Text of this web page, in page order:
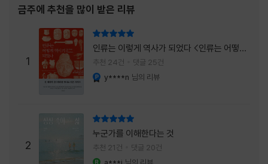
누구이며어느 순간 행복을 느끼는지 질문하며
길을 떠나려고 마음 먹는 순간들을 적어내려간
문장들에 마음을 한참 머물렀다.그 부분을 발췌
해본다. "내가 온 힘을 다해 부러워하던 사람
들은 '자신이 원하는' 일을 하는 사람들이었다.
소명이라고 하던
금주에 추천을 많이 받은 리뷰
1
인류는 이렇게 역사가 되었다 <인류는 어떻게
역사가 되었나>
추천 24건 댓글 25건
y****n 님의 리뷰
2
누군가를 이해한다는 것
추천 21건 댓글 20건